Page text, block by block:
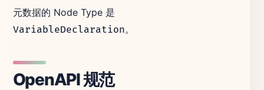
元数据的 Node Type 是
VariableDeclaration。
OpenAPI 规范